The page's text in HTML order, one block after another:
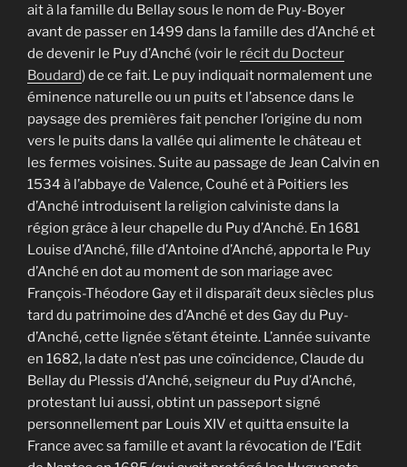
ait à la famille du Bellay sous le nom de Puy-Boyer
avant de passer en 1499 dans la famille des d’Anché et
de devenir le Puy d’Anché (voir le récit du Docteur
Boudard) de ce fait. Le puy indiquait normalement une
éminence naturelle ou un puits et l’absence dans le
paysage des premières fait pencher l’origine du nom
vers le puits dans la vallée qui alimente le château et
les fermes voisines. Suite au passage de Jean Calvin en
1534 à l’abbaye de Valence, Couhé et à Poitiers les
d’Anché introduisent la religion calviniste dans la
région grâce à leur chapelle du Puy d’Anché. En 1681
Louise d’Anché, fille d’Antoine d’Anché, apporta le Puy
d’Anché en dot au moment de son mariage avec
François-Théodore Gay et il disparaît deux siècles plus
tard du patrimoine des d’Anché et des Gay du Puy-
d’Anché, cette lignée s’étant éteinte. L’année suivante
en 1682, la date n’est pas une coïncidence, Claude du
Bellay du Plessis d’Anché, seigneur du Puy d’Anché,
protestant lui aussi, obtint un passeport signé
personnellement par Louis XIV et quitta ensuite la
France avec sa famille et avant la révocation de l’Edit